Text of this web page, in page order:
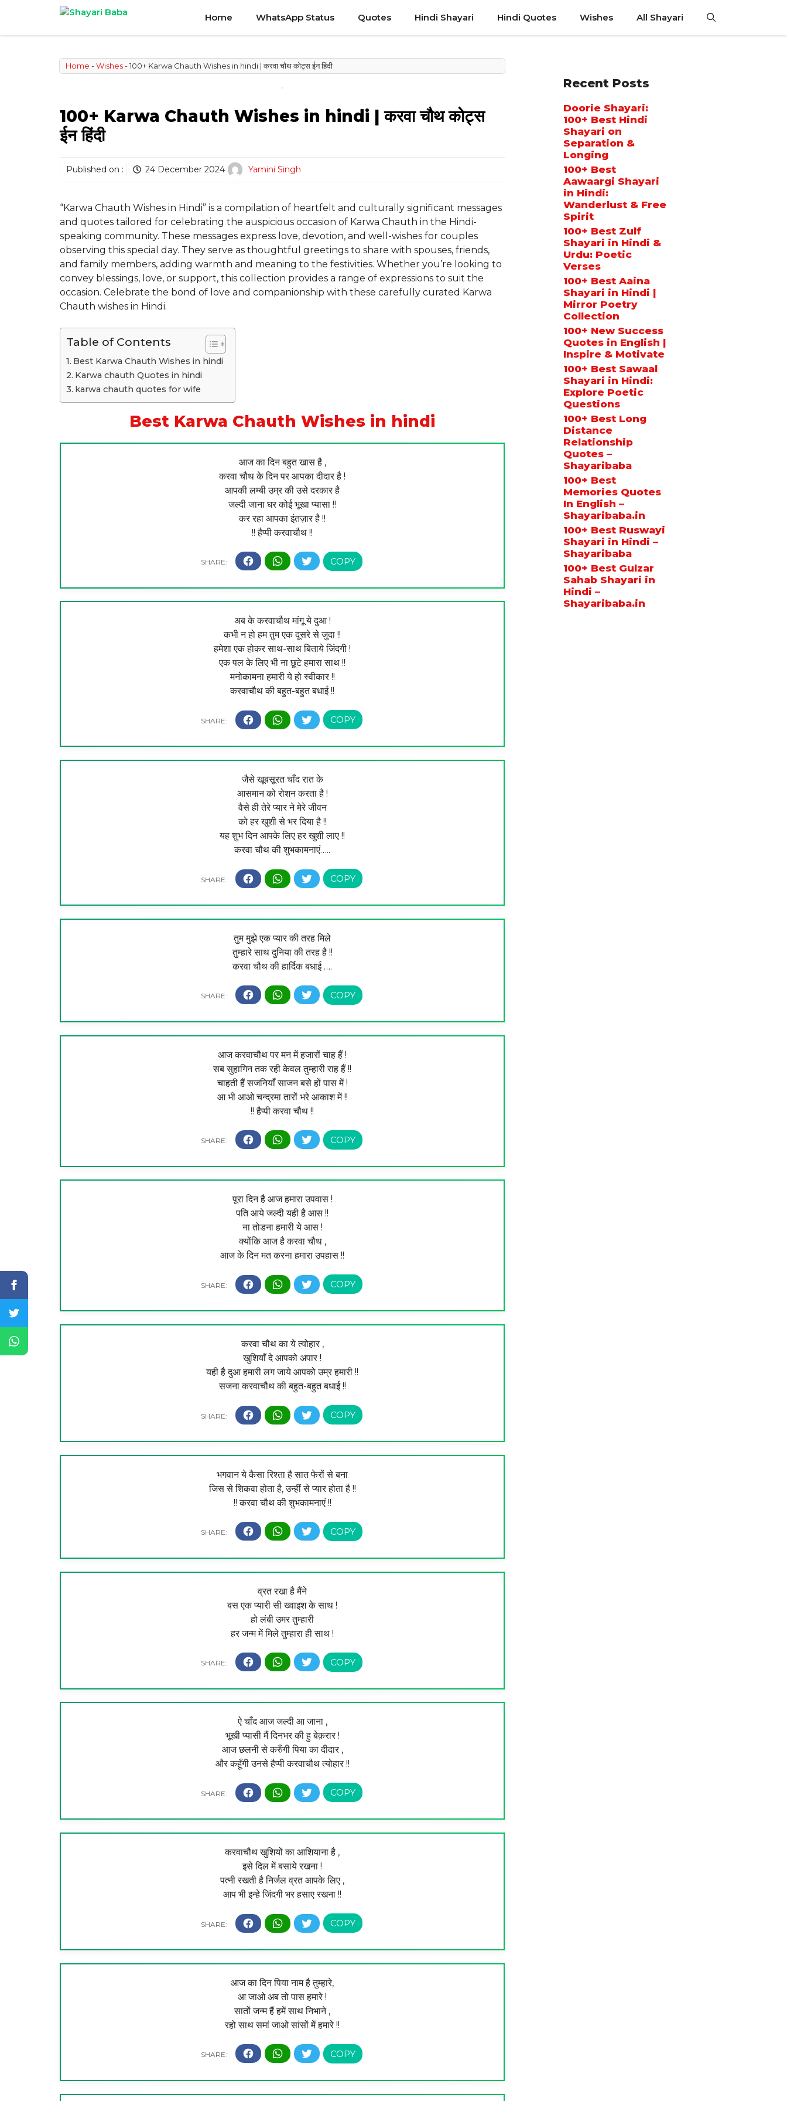
content
Home WhatsApp Status Quotes Hindi Shayari Hindi Quotes Wishes All Shayari
Home -Wishes-100+ Karwa Chauth Wishes in hindi | करवा चौथ कोट्स ईन हिंदी
100+ Karwa Chauth Wishes in hindi | करवा चौथ कोट्स
ईन हिंदी
Published on : 24 December 2024 Yamini Singh
“Karwa Chauth Wishes in Hindi” is a compilation of heartfelt and culturally significant messages
and quotes tailored for celebrating the auspicious occasion of Karwa Chauth in the Hindi-
speaking community. These messages express love, devotion, and well-wishes for couples
observing this special day. They serve as thoughtful greetings to share with spouses, friends,
and family members, adding warmth and meaning to the festivities. Whether you’re looking to
convey blessings, love, or support, this collection provides a range of expressions to suit the
occasion. Celebrate the bond of love and companionship with these carefully curated Karwa
Chauth wishes in Hindi.
Table of Contents
Best Karwa Chauth Wishes in hindi
Karwa chauth Quotes in hindi
karwa chauth quotes for wife
Best Karwa Chauth Wishes in hindi
आज का दिन बहुत खास है ,
करवा चौथ के दिन पर आपका दीदार है !
आपकी लम्बी उम्र की उसे दरकार है
जल्दी जाना घर कोई भूखा प्यासा !!
कर रहा आपका इंतज़ार है !!
!! हैप्पी करवाचौथ !!
अब के करवाचौथ मांगू ये दुआ !
कभी न हो हम तुम एक दूसरे से जुदा !!
हमेशा एक होकर साथ-साथ बिताये जिंदगी !
एक पल के लिए भी ना छूटे हमारा साथ !!
मनोकामना हमारी ये हो स्वीकार !!
करवाचौथ की बहुत-बहुत बधाई !!
जैसे खूबसूरत चाँद रात के
आसमान को रोशन करता है !
वैसे ही तेरे प्यार ने मेरे जीवन
को हर खुशी से भर दिया है !!
यह शुभ दिन आपके लिए हर खुशी लाए !!
करवा चौथ की शुभकामनाएं…..
तुम मुझे एक प्यार की तरह मिले
तुम्हारे साथ दुनिया की तरह है !!
करवा चौथ की हार्दिक बधाई ….
आज करवाचौथ पर मन में हजारों चाह हैं !
सब सुहागिन तक रही केवल तुम्हारी राह हैं !!
चाहती हैं सजनियाँ साजन बसे हों पास में !
आ भी आओ चन्द्रमा तारों भरे आकाश में !!
!! हैप्पी करवा चौथ !!
पूरा दिन है आज हमारा उपवास !
पति आये जल्दी यही है आस !!
ना तोडना हमारी ये आस !
क्योंकि आज है करवा चौथ ,
आज के दिन मत करना हमारा उपहास !!
करवा चौथ का ये त्योहार ,
खुशियाँ दे आपको अपार !
यही है दुआ हमारी लग जाये आपको उम्र हमारी !!
सजना करवाचौथ की बहुत-बहुत बधाई !!
भगवान ये कैसा रिश्ता है सात फेरों से बना
जिस से शिकवा होता है, उन्हीं से प्यार होता है !!
!! करवा चौथ की शुभकामनाएं !!
व्रत रखा है मैंने
बस एक प्‍यारी सी ख्‍वाइश के साथ !
हो लंबी उमर तुम्‍हारी
हर जन्‍म में मिले तुम्‍हारा ही साथ !
ऐ चाँद आज जल्दी आ जाना ,
भूखी प्यासी मैं दिनभर की हु बेक़रार !
आज छलनी से करुँगी पिया का दीदार ,
और कहूँगी उनसे हैप्पी करवाचौथ त्योहार !!
करवाचौथ खुशियों का आशियाना है ,
इसे दिल में बसाये रखना !
पत्नी रखती है निर्जल व्रत आपके लिए ,
आप भी इन्हे जिंदगी भर हसाए रखना !!
आज का दिन पिया नाम है तुम्हारे,
आ जाओ अब तो पास हमारे !
सातों जन्म हैं हमें साथ निभाने ,
रहो साथ समां जाओ सांसों में हमारे !!
Recent Posts
Doorie Shayari:
100+ Best Hindi
Shayari on
Separation &
Longing
100+ Best
Aawaargi Shayari
in Hindi:
Wanderlust & Free
Spirit
100+ Best Zulf
Shayari in Hindi &
Urdu: Poetic
Verses
100+ Best Aaina
Shayari in Hindi |
Mirror Poetry
Collection
100+ New Success
Quotes in English |
Inspire & Motivate
100+ Best Sawaal
Shayari in Hindi:
Explore Poetic
Questions
100+ Best Long
Distance
Relationship
Quotes –
Shayaribaba
100+ Best
Memories Quotes
In English –
Shayaribaba.in
100+ Best Ruswayi
Shayari in Hindi –
Shayaribaba
100+ Best Gulzar
Sahab Shayari in
Hindi –
Shayaribaba.in